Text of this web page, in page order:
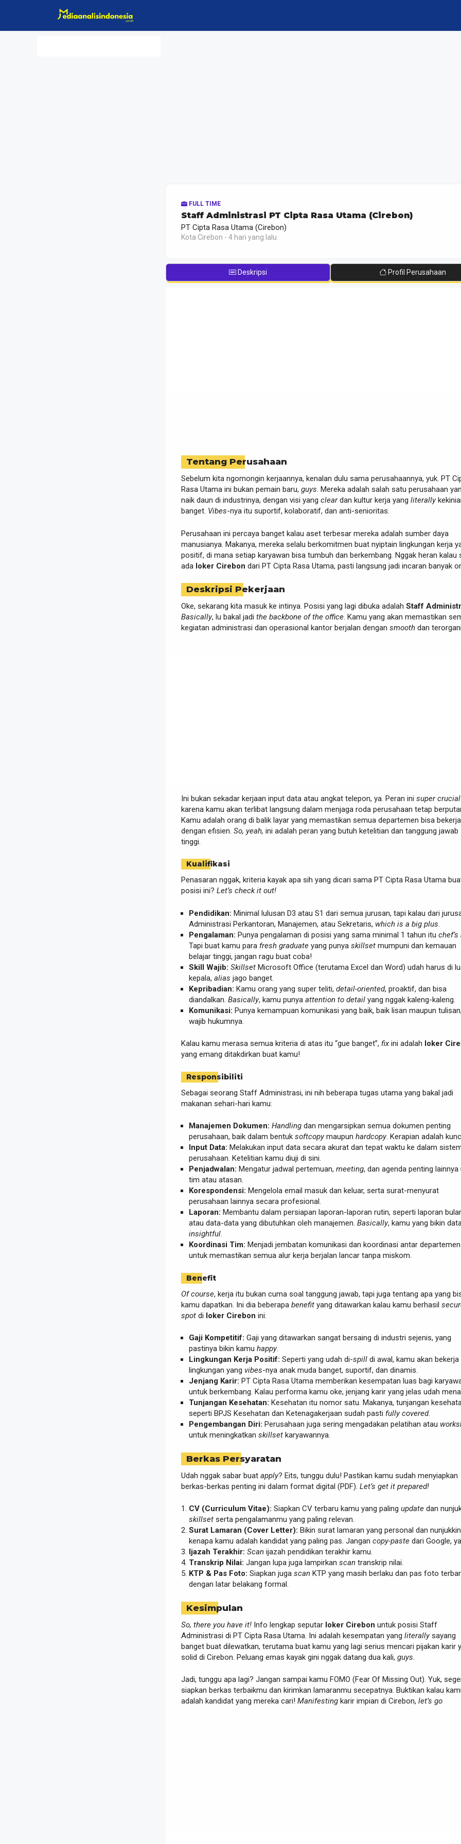
FULL TIME
Staff Administrasi PT Cipta Rasa Utama (Cirebon)
PT Cipta Rasa Utama (Cirebon)
Kota Cirebon - 4 hari yang lalu
Deskripsi Profil Perusahaan
Tentang Perusahaan
Sebelum kita ngomongin kerjaannya, kenalan dulu sama perusahaannya, yuk. PT
Rasa Utama ini bukan pemain baru, guys. Mereka adalah salah satu perusahaan
naik daun di industrinya, dengan visi yang cleardan kultur kerja yang literally
banget. Vibes-nya itu suportif, kolaboratif, dan anti-senioritas.
Perusahaan ini percaya banget kalau aset terbesar mereka adalah sumber daya
manusianya. Makanya, mereka selalu berkomitmen buat nyiptain lingkungan kerja
positif, di mana setiap karyawan bisa tumbuh dan berkembang. Nggak heran kalau
ada loker Cirebon dari PT Cipta Rasa Utama, pasti langsung jadi incaran banyak
Deskripsi Pekerjaan
Oke, sekarang kita masuk ke intinya. Posisi yang lagi dibuka adalah Staff
Basically, lu bakal jadi the backbone of the office. Kamu yang akan memastikan
kegiatan administrasi dan operasional kantor berjalan dengan smooth dan
Ini bukan sekadar kerjaan input data atau angkat telepon, ya. Peran ini super crucial
karena kamu akan terlibat langsung dalam menjaga roda perusahaan tetap
Kamu adalah orang di balik layar yang memastikan semua departemen bisa bekerja
dengan efisien. So, yeah, ini adalah peran yang butuh ketelitian dan tanggung jawab
tinggi.
Kualifikasi
Penasaran nggak, kriteria kayak apa sih yang dicari sama PT Cipta Rasa Utama
posisi ini? Let’s check it out!
Pendidikan: Minimal lulusan D3 atau S1 dari semua jurusan, tapi kalau dari
Administrasi Perkantoran, Manajemen, atau Sekretaris, which is a big plus
Pengalaman: Punya pengalaman di posisi yang sama minimal 1 tahun itu
Tapi buat kamu para fresh graduate yang punya skillset mumpuni dan kemauan
belajar tinggi, jangan ragu buat coba!
Skill Wajib: Skillset Microsoft Office (terutama Excel dan Word) udah harus di
kepala, alias jago banget.
Kepribadian: Kamu orang yang super teliti, detail-oriented, proaktif, dan bisa
diandalkan. Basically, kamu punya attention to detail yang nggak kaleng-kaleng.
Komunikasi: Punya kemampuan komunikasi yang baik, baik lisan maupun
wajib hukumnya.
Kalau kamu merasa semua kriteria di atas itu “gue banget”, fixini adalah loker
yang emang ditakdirkan buat kamu!
Responsibiliti
Sebagai seorang Staff Administrasi, ini nih beberapa tugas utama yang bakal jadi
makanan sehari-hari kamu:
Manajemen Dokumen: Handling dan mengarsipkan semua dokumen penting
perusahaan, baik dalam bentuk softcopymaupun hardcopy. Kerapian adalah
Input Data: Melakukan input data secara akurat dan tepat waktu ke dalam
perusahaan. Ketelitian kamu diuji di sini.
Penjadwalan: Mengatur jadwal pertemuan, meeting, dan agenda penting lainnya
tim atau atasan.
Korespondensi: Mengelola email masuk dan keluar, serta surat-menyurat
perusahaan lainnya secara profesional.
Laporan: Membantu dalam persiapan laporan-laporan rutin, seperti laporan
atau data-data yang dibutuhkan oleh manajemen. Basically, kamu yang bikin
insightful.
Koordinasi Tim: Menjadi jembatan komunikasi dan koordinasi antar departemen
untuk memastikan semua alur kerja berjalan lancar tanpa miskom.
Benefit
Of course, kerja itu bukan cuma soal tanggung jawab, tapi juga tentang apa yang
kamu dapatkan. Ini dia beberapa benefit yang ditawarkan kalau kamu berhasil
spot di loker Cirebon ini:
Gaji Kompetitif: Gaji yang ditawarkan sangat bersaing di industri sejenis, yang
pastinya bikin kamu happy.
Lingkungan Kerja Positif: Seperti yang udah di-spill di awal, kamu akan bekerja
lingkungan yang vibes-nya anak muda banget, suportif, dan dinamis.
Jenjang Karir: PT Cipta Rasa Utama memberikan kesempatan luas bagi
untuk berkembang. Kalau performa kamu oke, jenjang karir yang jelas udah
Tunjangan Kesehatan: Kesehatan itu nomor satu. Makanya, tunjangan
seperti BPJS Kesehatan dan Ketenagakerjaan sudah pasti fully covered.
Pengembangan Diri: Perusahaan juga sering mengadakan pelatihan atau
untuk meningkatkan skillset karyawannya.
Berkas Persyaratan
Udah nggak sabar buat apply? Eits, tunggu dulu! Pastikan kamu sudah menyiapkan
berkas-berkas penting ini dalam format digital (PDF). Let’s get it prepared!
CV (Curriculum Vitae): Siapkan CV terbaru kamu yang paling update dan
skillset serta pengalamanmu yang paling relevan.
Surat Lamaran (Cover Letter): Bikin surat lamaran yang personal dan nunjukkin
kenapa kamu adalah kandidat yang paling pas. Jangan copy-paste dari Google,
Ijazah Terakhir: Scan ijazah pendidikan terakhir kamu.
Transkrip Nilai: Jangan lupa juga lampirkan scan transkrip nilai.
KTP & Pas Foto: Siapkan juga scan KTP yang masih berlaku dan pas foto
dengan latar belakang formal.
Kesimpulan
So, there you have it! Info lengkap seputar loker Cirebon untuk posisi Staff
Administrasi di PT Cipta Rasa Utama. Ini adalah kesempatan yang literallysayang
banget buat dilewatkan, terutama buat kamu yang lagi serius mencari pijakan karir
solid di Cirebon. Peluang emas kayak gini nggak datang dua kali, guys
Jadi, tunggu apa lagi? Jangan sampai kamu FOMO (Fear Of Missing Out). Yuk,
siapkan berkas terbaikmu dan kirimkan lamaranmu secepatnya. Buktikan kalau
adalah kandidat yang mereka cari! Manifesting karir impian di Cirebon, let’s go